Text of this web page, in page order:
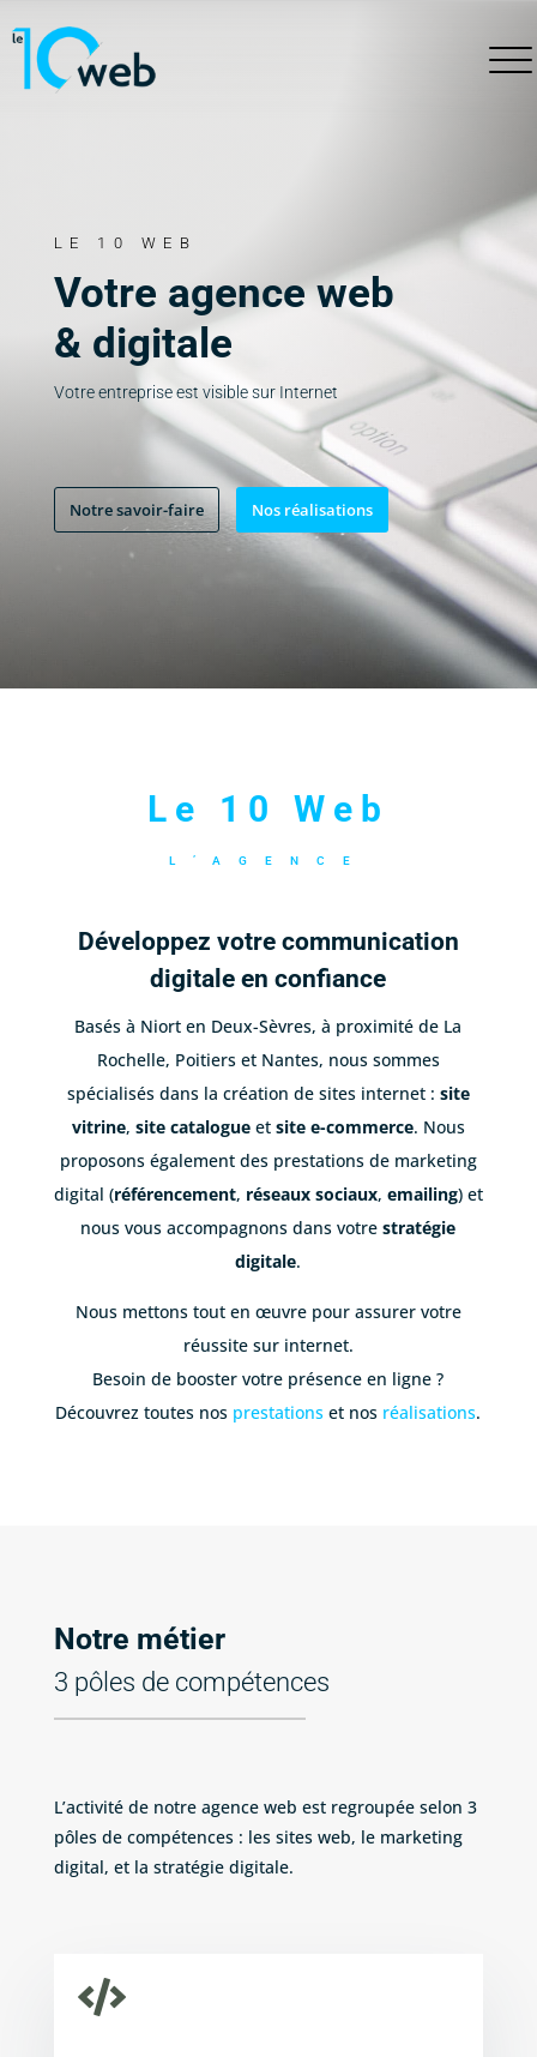
LE 10 WEB
Votre agence web
& digitale
Votre entreprise est visible sur Internet
Notre savoir-faire Nos réalisations
Le 10 Web
L’AGENCE
Développez votre communication
digitale en confiance
Basés à Niort en Deux-Sèvres, à proximité de La
Rochelle, Poitiers et Nantes, nous sommes
spécialisés dans la création de sites internet : site
vitrine, site catalogueet site e-commerce. Nous
proposons également des prestations de marketing
digital (référencement, réseaux sociaux, emailing) et
nous vous accompagnons dans votre stratégie
digitale.
Nous mettons tout en œuvre pour assurer votre
réussite sur internet.
Besoin de booster votre présence en ligne ?
Découvrez toutes nos prestations et nos réalisations.
Notre métier
3 pôles de compétences
L’activité de notre agence web est regroupée selon 3
pôles de compétences : les sites web, le marketing
digital, et la stratégie digitale.
